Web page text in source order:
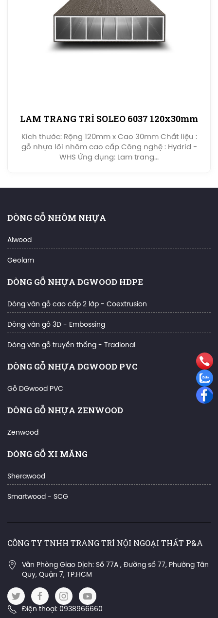
LAM TRANG TRÍ SOLEO 6037 120x30mm
Kích thước: Rộng 120mm x Cao 30mm Chất liệu :
gỗ nhựa lõi nhôm cao cấp Công nghệ : Hydrid -
WHS Ứng dụng: Lam trang...
DÒNG GỖ NHÔM NHỰA
Alwood
Geolam
DÒNG GỖ NHỰA DGWOOD HDPE
Dòng vân gỗ cao cấp 2 lớp - Coextrusion
Dòng vân gỗ 3D - Embossing
Dòng vân gỗ truyền thống - Tradional
DÒNG GỖ NHỰA DGWOOD PVC
Gỗ DGwood PVC
DÒNG GỖ NHỰA ZENWOOD
Zenwood
DÒNG GỖ XI MĂNG
Sherawood
Smartwood - SCG
CÔNG TY TNHH TRANG TRÍ NỘI NGOẠI THẤT P&A
Văn Phòng Giao Dịch: Số 77A , Đường số 77, Phường Tân
Quy, Quận 7, TP.HCM
Điện thoại: 0938966660